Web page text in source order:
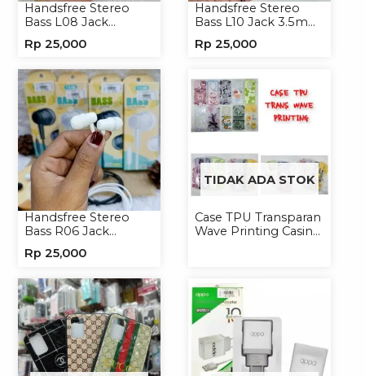
Handsfree Stereo
Bass L08 Jack
Headphone
Rp 25,000
Handsfree Stereo
Bass L10 Jack 3.5mm
Headphone
Rp 25,000
Handsfree Stereo
Bass R06 Jack
Headset Headphone
Rp 25,000
TIDAK ADA STOK
Case TPU Transparan
Wave Printing Casing